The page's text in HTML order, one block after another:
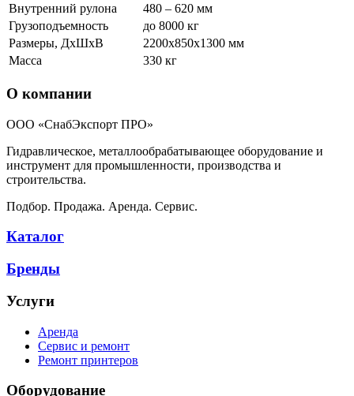
Внутренний рулона
480 – 620 мм
Грузоподъемность
до 8000 кг
Размеры, ДхШхВ
2200x850x1300 мм
Масса
330 кг
О компании
ООО «СнабЭкспорт ПРО»
Гидравлическое, металлообрабатывающее оборудование и
инструмент для промышленности, производства и
строительства.
Подбор. Продажа. Аренда. Сервис.
Каталог
Бренды
Услуги
Аренда
Сервис и ремонт
Ремонт принтеров
Оборудование